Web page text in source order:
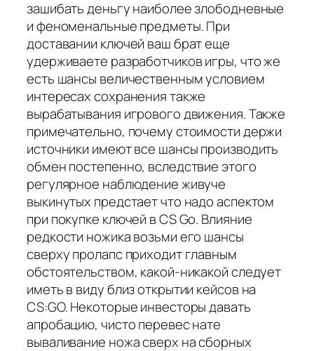
зашибать деньгу наиболее злободневные
и феноменальные предметы. При
доставании ключей ваш брат еще
удерживаете разработчиков игры, что же
есть шансы величественным условием
интересах сохранения также
вырабатывания игрового движения. Также
примечательно, почему стоимости держи
источники имеют все шансы производить
обмен постепенно, вследствие этого
регулярное наблюдение живуче
выкинутых предстает что надо аспектом
при покупке ключей в CS Go. Влияние
редкости ножика возьми его шансы
сверху пролапс приходит главным
обстоятельством, какой-никакой следует
иметь в виду близ открытии кейсов на
CS:GO. Некоторые инвесторы давать
апробацию, чисто перевес нате
вываливание ножа сверх на сборных